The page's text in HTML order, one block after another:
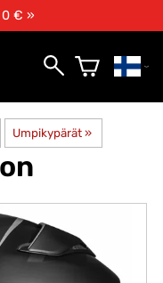
0 € »
Umpikypärät ‪»